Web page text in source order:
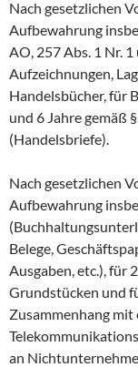
Nach gesetzlichen
Aufbewahrung
AO, 257 Abs. 1 Nr.
Aufzeichnungen,
Handelsbücher, für
und 6 Jahre gemäß
(Handelsbriefe).
Nach gesetzlichen
Aufbewahrung
Belege,
Ausgaben, etc.), für
Grundstücken und
Zusammenhang
an